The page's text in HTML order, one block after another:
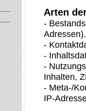
Arten
-
Adressen).
-
-
-
Inhalten,
- Meta-/
IP-